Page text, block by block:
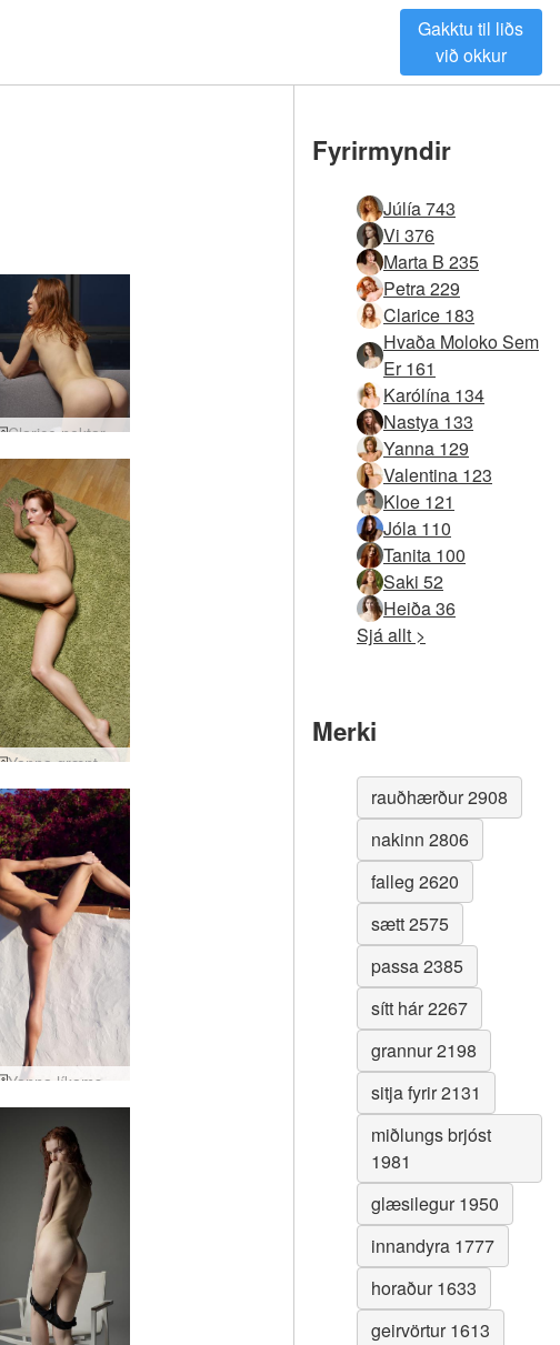
Gakktu til liðs
við okkur
Clarice nektar blæbrigði #18
Yanna grænt gólfmotta hluti1 #36
Fyrirmyndir
Júlía 743
Vi 376
Marta B 235
Petra 229
Clarice 183
Hvaða Moloko Sem
Er 161
Karólína 134
Nastya 133
Yanna 129
Valentina 123
Kloe 121
Jóla 110
Tanita 100
Saki 52
Heiða 36
Sjá allt >
Merki
rauðhærður 2908
nakinn 2806
falleg 2620
sætt 2575
passa 2385
sítt hár 2267
grannur 2198
sitja fyrir 2131
miðlungs brjóst
1981
glæsilegur 1950
innandyra 1777
horaður 1633
geirvörtur 1613